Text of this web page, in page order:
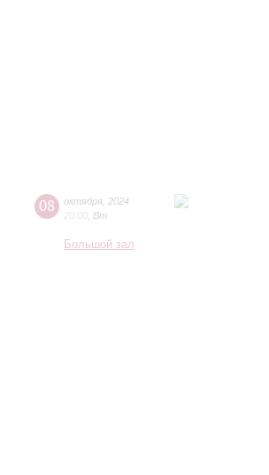
08 октября 2024
20:00 Вт
Большой зал